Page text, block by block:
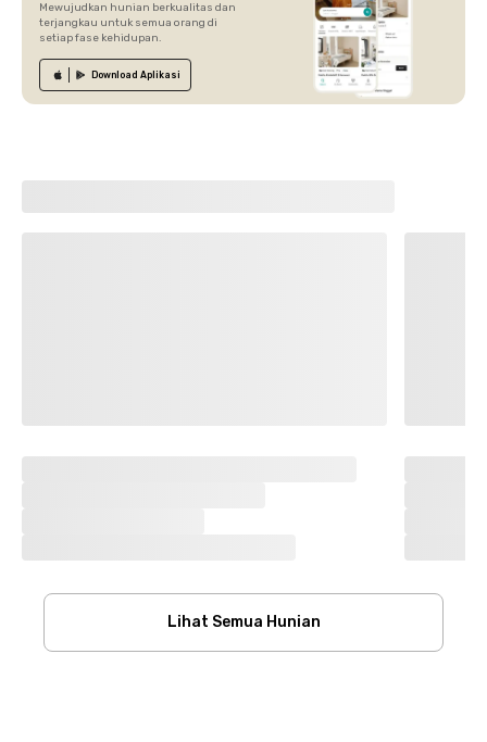
Mewujudkan hunian berkualitas dan
terjangkau untuk semua orang di
setiap fase kehidupan.
Download Aplikasi
Lihat Semua Hunian